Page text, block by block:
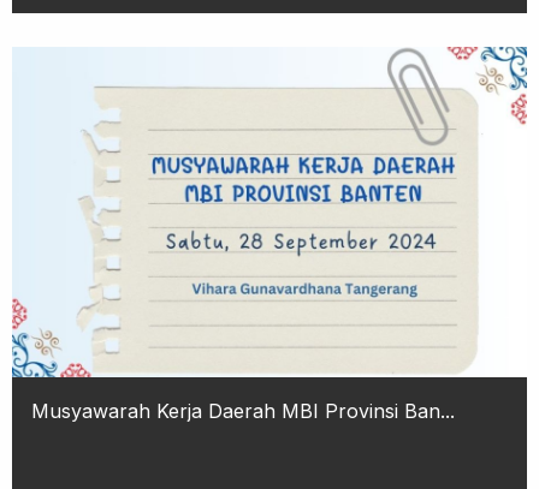
Musyawarah Kerja Daerah MBI Provinsi Ban...